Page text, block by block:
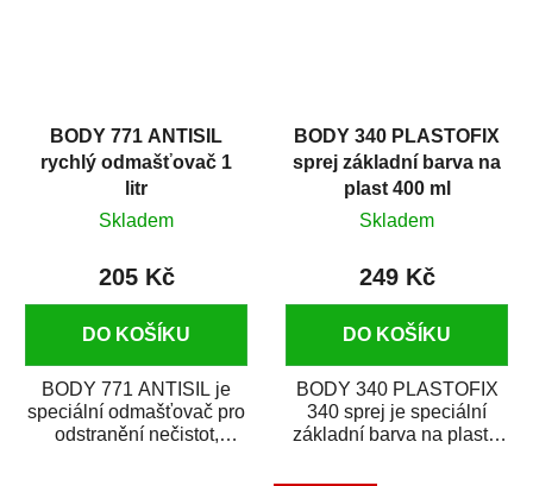
BODY 771 ANTISIL
rychlý odmašťovač 1
litr
Skladem
205 Kč
DO KOŠÍKU
BODY 771 ANTISIL je
speciální odmašťovač pro
odstranění nečistot,
BODY 340 PLASTOFIX
sprej základní barva na
plast 400 ml
Skladem
249 Kč
DO KOŠÍKU
BODY 340 PLASTOFIX
340 sprej je speciální
základní barva na plasty,
vrchních...